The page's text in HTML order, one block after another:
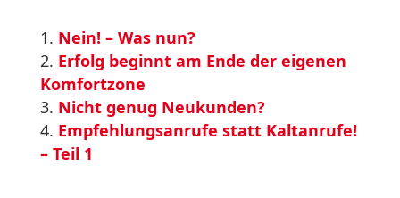
Nein! – Was nun?
Erfolg beginnt am Ende der eigenen
Komfortzone
Nicht genug Neukunden?
Empfehlungsanrufe statt Kaltanrufe!
– Teil 1